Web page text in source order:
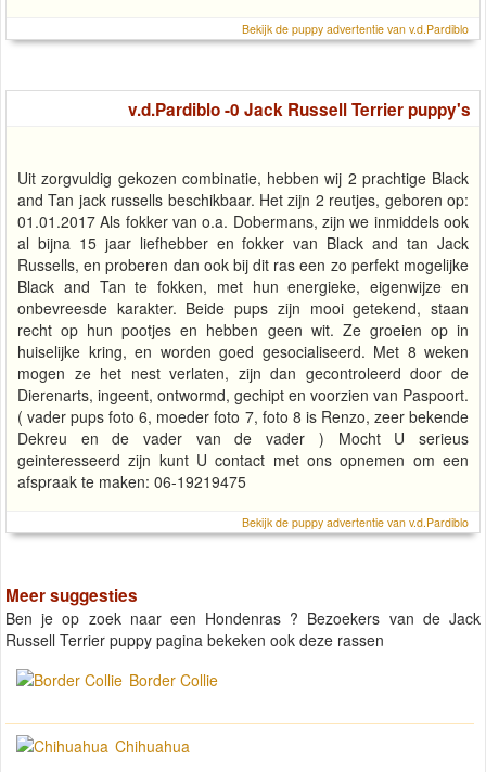
Bekijk de puppy advertentie van v.d.Pardiblo
v.d.Pardiblo -0 Jack Russell Terrier puppy's
Uit zorgvuldig gekozen combinatie, hebben wij 2 prachtige Black
and Tan jack russells beschikbaar. Het zijn 2 reutjes, geboren op:
01.01.2017 Als fokker van o.a. Dobermans, zijn we inmiddels ook
al bijna 15 jaar liefhebber en fokker van Black and tan Jack
Russells, en proberen dan ook bij dit ras een zo perfekt mogelijke
Black and Tan te fokken, met hun energieke, eigenwijze en
onbevreesde karakter. Beide pups zijn mooi getekend, staan
recht op hun pootjes en hebben geen wit. Ze groeien op in
huiselijke kring, en worden goed gesocialiseerd. Met 8 weken
mogen ze het nest verlaten, zijn dan gecontroleerd door de
Dierenarts, ingeent, ontwormd, gechipt en voorzien van Paspoort.
( vader pups foto 6, moeder foto 7, foto 8 is Renzo, zeer bekende
Dekreu en de vader van de vader ) Mocht U serieus
geinteresseerd zijn kunt U contact met ons opnemen om een
afspraak te maken: 06-19219475
Bekijk de puppy advertentie van v.d.Pardiblo
Meer suggesties
Ben je op zoek naar een Hondenras ? Bezoekers van de Jack
Russell Terrier puppy pagina bekeken ook deze rassen
Border Collie
Chihuahua